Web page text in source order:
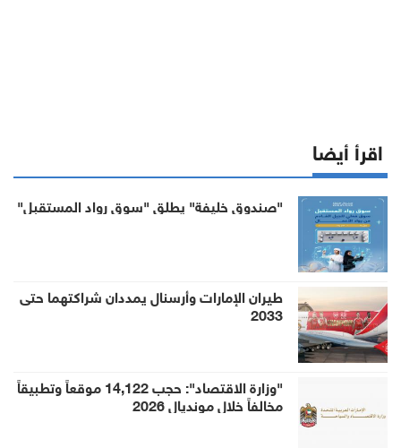
اقرأ أيضا
"صندوق خليفة" يطلق "سوق رواد المستقبل"
طيران الإمارات وأرسنال يمددان شراكتهما حتى
2033
"وزارة الاقتصاد": حجب 14,122 موقعاً وتطبيقاً
مخالفاً خلال مونديال 2026